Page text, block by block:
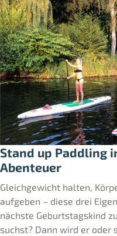
Stand up Paddling
Abenteuer
Gleichgewicht halten,
aufgeben – diese drei
nächste Geburtstagskind
suchst? Dann wird er oder